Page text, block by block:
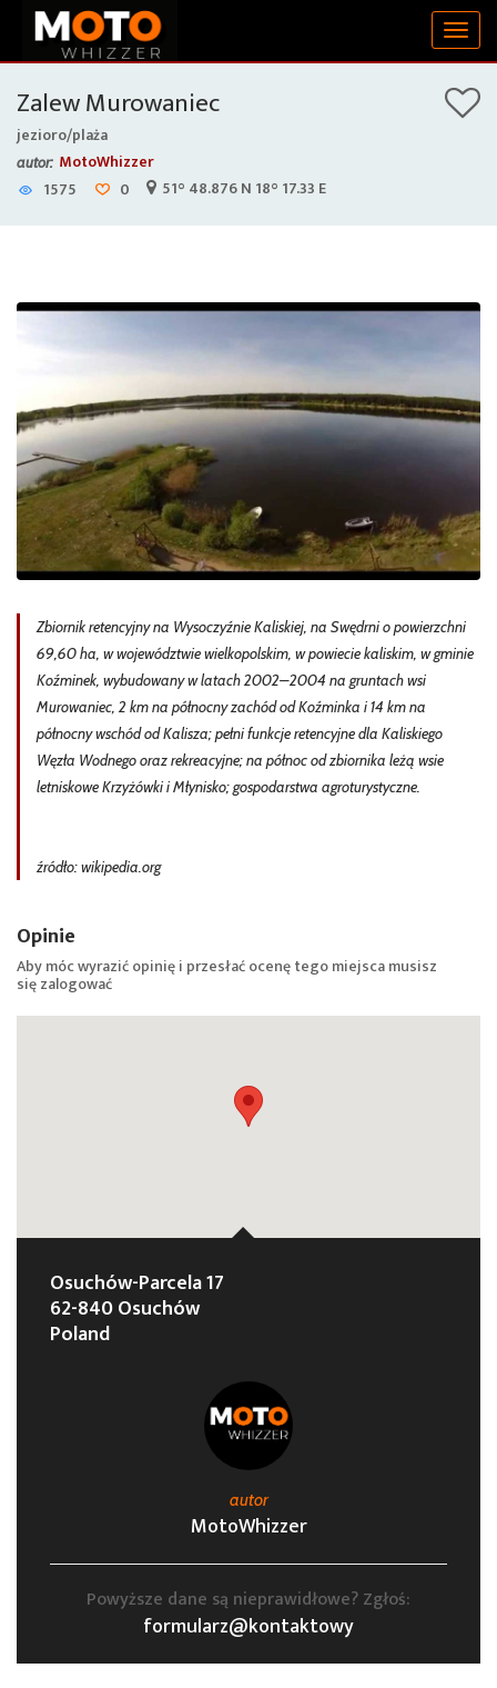
Zalew Murowaniec
jezioro/plaża
autor: MotoWhizzer
1575
0 51° 48.876 N 18° 17.33 E
Zbiornik retencyjny na Wysoczyźnie Kaliskiej, na Swędrni o powierzchni
69,60 ha, w województwie wielkopolskim, w powiecie kaliskim, w gminie
Koźminek, wybudowany w latach 2002–2004 na gruntach wsi
Murowaniec, 2 km na północny zachód od Koźminka i 14 km na
północny wschód od Kalisza; pełni funkcje retencyjne dla Kaliskiego
Węzła Wodnego oraz rekreacyjne; na północ od zbiornika leżą wsie
letniskowe Krzyżówki i Młynisko; gospodarstwa agroturystyczne.
źródło: wikipedia.org
Opinie
Aby móc wyrazić opinię i przesłać ocenę tego miejsca musisz
sięzalogować
Osuchów-Parcela 17
62-840 Osuchów
Poland
autor
MotoWhizzer
Powyższe dane są nieprawidłowe? Zgłoś:
formularz@kontaktowy